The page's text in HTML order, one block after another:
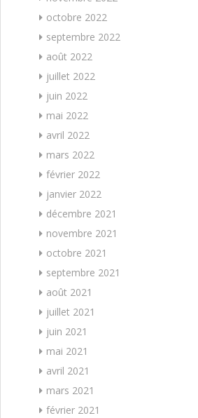
octobre 2022
septembre 2022
août 2022
juillet 2022
juin 2022
mai 2022
avril 2022
mars 2022
février 2022
janvier 2022
décembre 2021
novembre 2021
octobre 2021
septembre 2021
août 2021
juillet 2021
juin 2021
mai 2021
avril 2021
mars 2021
février 2021